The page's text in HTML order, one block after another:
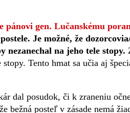
pánovi gen. Lučanskému
Je možné, že
nezanechal na jeho tele stopy.
stopy. Tento hmat sa učia aj
dal posudok, či k zraneniu
bežná posteľ v zásade nemá